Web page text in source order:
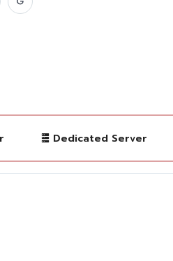
Dedicated Server